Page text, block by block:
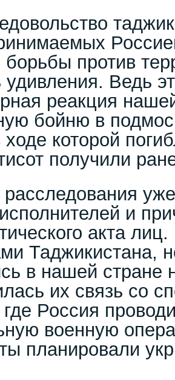
борьбы против
удивления. Ведь
реакция
бойню в
которой
получили
и
акта
Таджикистана,
в нашей стране
их связь со
Россия
военную
планировали